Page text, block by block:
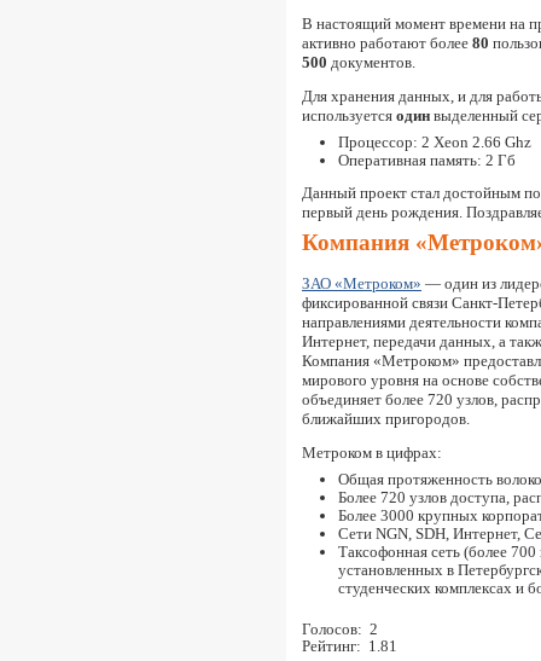
В настоящий момент времени на
активно работают более 80
500 документов.
Для хранения данных, и для
используется один выделенный
Процессор: 2 Xeon 2.66 Ghz
Оперативная память: 2 Гб
Данный проект стал достойным
первый день рождения.
Компания
ЗАО «Метроком» — один из
фиксированной связи Санкт-
направлениями деятельности
Интернет, передачи данных, а
Компания «Метроком»
мирового уровня на основе
объединяет более 720 узлов,
ближайших пригородов.
Метроком в цифрах:
Общая протяженность
Более 720 узлов доступа,
Более 3000 крупных
Сети NGN, SDH, Интернет,
Таксофонная сеть (более
установленных в
студенческих комплексах и
Голосов: 2
Рейтинг: 1.81